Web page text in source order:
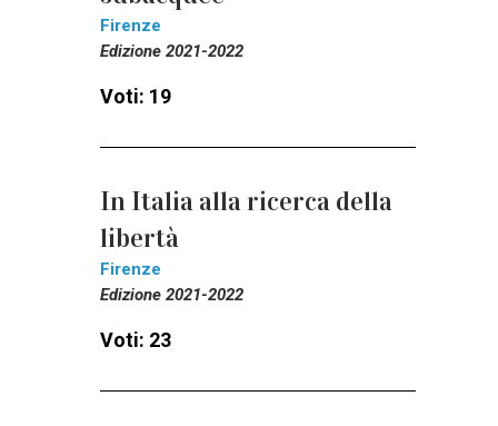
Firenze
Edizione 2021-2022
Voti: 19
In Italia alla ricerca della
libertà
Firenze
Edizione 2021-2022
Voti: 23